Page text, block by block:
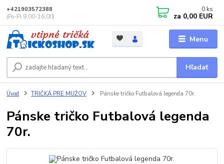
Menu
Hľadať
+421903572388
(Po-Pi 9,00-16,00)
0 ks
za 0,00 EUR
Úvod TRIČKÁ PRE MUŽOV Pánske tričko Futbalová legenda 70r.
Pánske tričko Futbalová legenda
70r.